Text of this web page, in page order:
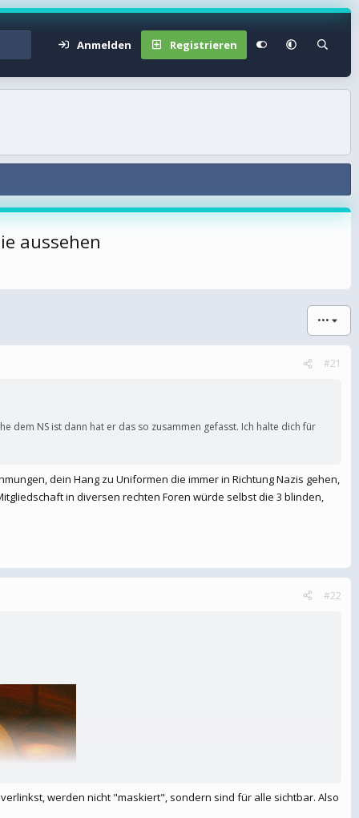
Anmelden Registrieren
aussehen
•••
#21
dem NS ist dann hat er das so zusammen gefasst. Ich halte dich für
dein Hang zu Uniformen die immer in Richtung Nazis gehen,
in diversen rechten Foren würde selbst die 3 blinden,
#22
werden nicht "maskiert", sondern sind für alle sichtbar. Also